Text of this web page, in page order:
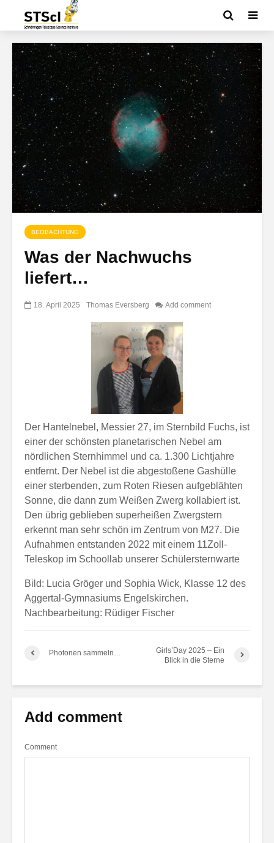
BEOBACHTUNG
Was der Nachwuchs
liefert…
18. April 2025 Thomas Eversberg Add comment
Der Hantelnebel, Messier 27, im Sternbild Fuchs, ist
einer der schönsten planetarischen Nebel am
nördlichen Sternhimmel und ca. 1.300 Lichtjahre
entfernt. Der Nebel ist die abgestoßene Gashülle
einer sterbenden, zum Roten Riesen aufgeblähten
Sonne, die dann zum Weißen Zwerg kollabiert ist.
Den übrig geblieben superheißen Zwergstern
erkennt man sehr schön im Zentrum von M27. Die
Aufnahmen entstanden 2022 mit einem 11Zoll-
Teleskop im Schoollab unserer Schülersternwarte
Bild: Lucia Gröger und Sophia Wick, Klasse 12 des
Aggertal-Gymnasiums Engelskirchen.
Nachbearbeitung: Rüdiger Fischer
Photonen sammeln…
Girls’Day 2025 – Ein
Blick in die Sterne
Add comment
Comment